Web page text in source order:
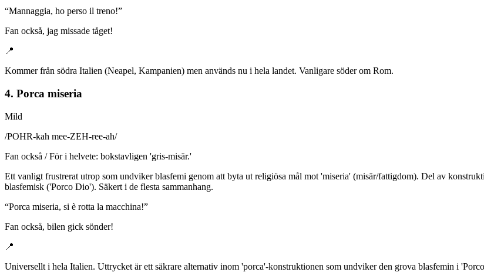
“Mannaggia, ho perso il treno!”
Fan också, jag missade tåget!
📍
Kommer från södra Italien (Neapel, Kampanien) men används nu i hela landet. Vanligare söder om Rom.
4. Porca miseria
Mild
/POHR-kah mee-ZEH-ree-ah/
Fan också / För i helvete: bokstavligen 'gris-misär.'
Ett vanligt frustrerat utrop som undviker blasfemi genom att byta ut religiösa mål mot 'miseria' (misär/fattigdom). Del av
blasfemisk ('Porco Dio'). Säkert i de flesta sammanhang.
“Porca miseria, si è rotta la macchina!”
Fan också, bilen gick sönder!
📍
Universellt i hela Italien. Uttrycket är ett säkrare alternativ inom 'porca'-konstruktionen som undviker den grova blasfemin i